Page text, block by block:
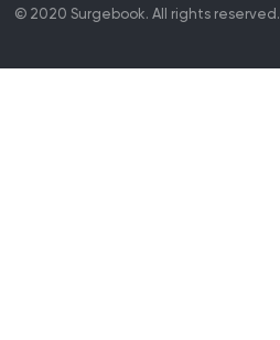
© 2020 Surgebook. All rights reserved.